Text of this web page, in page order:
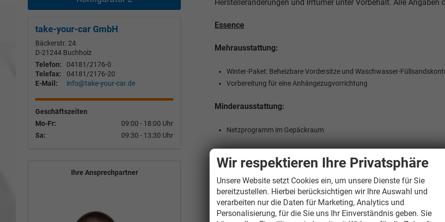
Herstelleränderungen und Irrtümer unter Vorbehalt. Alle Angaben
Essence
Mehrausstattung:
Winter-Paket: Beheizbare Vordersitze und Waschwasser-
Vorbereitung für eine Anhängezugvorrichtung
Minderausstattung:
Netzprogramm im Gepäckraum
Mehrausstattung:
Winter-Paket: Beheizbare Vordersitze und Waschwasser-
Komfort-Paket: Rückfahrkamera, Kessy, Fahrprofilauswahl und
take-your-car GmbH
Bäckerstr. 24
D-21244 Buchholz
Telefon:
04181/2176-0
Telefax:
04181/2176-20
E-Mail:
info@take-your-car.de
Geschäftszeiten
Mo-Fr:
09:00 - 18:00 Uhr
Sa:
09:30 - 13:30 Uhr
Ihre Ansprechpartner
Wir respektieren Ihre Privatsphäre
Unsere Website setzt Cookies ein, um unsere Dienste für Sie
bereitzustellen. Hierbei berücksichtigen wir Ihre Auswahl und
verarbeiten nur die Daten für Marketing, Analytics und
Personalisierung, für die Sie uns Ihr Einverständnis geben. Sie